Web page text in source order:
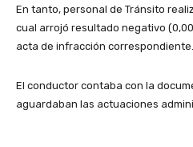
En tanto, personal de Tránsito
cual arrojó resultado negativo
acta de infracción correspondiente.
El conductor contaba con la
aguardaban las actuaciones